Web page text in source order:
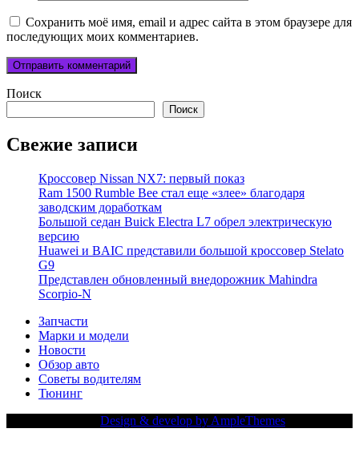
Сохранить моё имя, email и адрес сайта в этом браузере для
последующих моих комментариев.
Поиск
Поиск
Свежие записи
Кроссовер Nissan NX7: первый показ
Ram 1500 Rumble Bee стал еще «злее» благодаря
заводским доработкам
Большой седан Buick Electra L7 обрел электрическую
версию
Huawei и BAIC представили большой кроссовер Stelato
G9
Представлен обновленный внедорожник Mahindra
Scorpio-N
Запчасти
Марки и модели
Новости
Обзор авто
Советы водителям
Тюнинг
Design & develop by AmpleThemes